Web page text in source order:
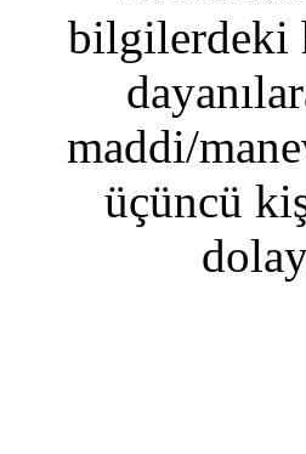
bilgilerdeki
maddi/
üçüncü